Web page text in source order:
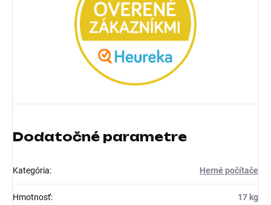
Dodatočné parametre
Kategória: Herné počítače
Hmotnosť: 17 kg